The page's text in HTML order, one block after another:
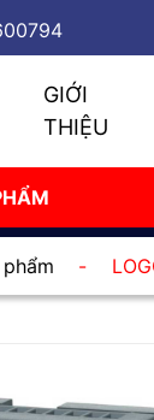
GIỚI
THIỆU
phẩm -